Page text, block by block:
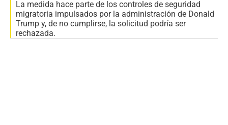
La medida hace parte de los controles de seguridad
migratoria impulsados por la administración de Donald
Trump y, de no cumplirse, la solicitud podría ser
rechazada.